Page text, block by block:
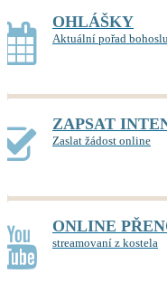
OHLÁŠKY
Aktuální pořad
ZAPSAT
Zaslat žádost online
ONLINE
streamovaní z kostela